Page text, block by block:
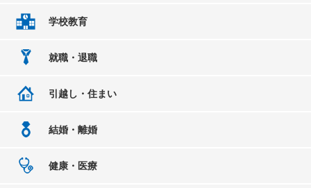
学校教育
就職・退職
引越し・住まい
結婚・離婚
健康・医療